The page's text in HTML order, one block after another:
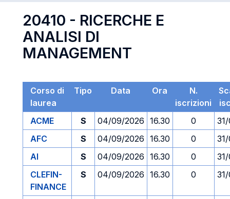
20410 - RICERCHE E
ANALISI DI
MANAGEMENT
Corso di
laurea
Tipo Data Ora
N.
iscrizioni
ACME
S 04/09/2026 16.30 0
AFC
S 04/09/2026 16.30 0
AI
S 04/09/2026 16.30 0
CLEFIN-
FINANCE
S 04/09/2026 16.30 0